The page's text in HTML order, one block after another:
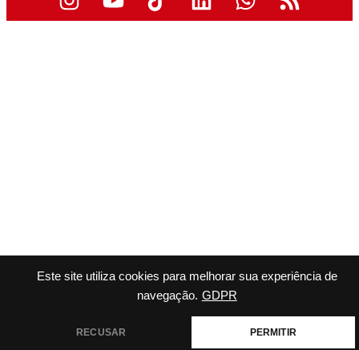
Este site utiliza cookies para melhorar sua experiência de
navegação. GDPR
RECUSAR PERMITIR